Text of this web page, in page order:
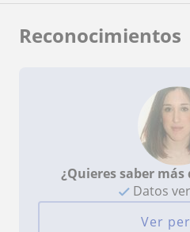
Reconocimientos
¿Quieres saber más
Datos
Ver